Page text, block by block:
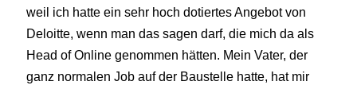
weil ich hatte ein sehr hoch dotiertes Angebot von
Deloitte, wenn man das sagen darf, die mich da als
Head of Online genommen hätten. Mein Vater, der
ganz normalen Job auf der Baustelle hatte, hat mir